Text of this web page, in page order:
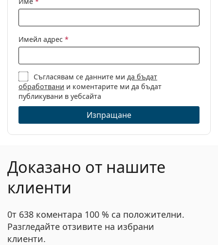
инструкциите преди употреба.
Пол:
Дамски
Категория:
Диоптрични очила
Марка:
Persol
Код:
0PO2478V 518 50
Имейл адрес *
Съгласявам се данните ми да бъдат
обработвани и коментарите ми да бъдат
публикувани в уебсайта
Изпращане
Доказано от нашите
клиенти
0т 638 коментара 100 % са положителни.
Разгледайте отзивите на избрани
клиенти.